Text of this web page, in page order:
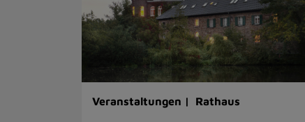
Veranstaltungen | Rathaus